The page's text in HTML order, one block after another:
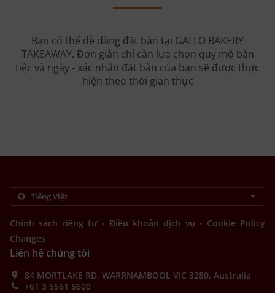
Bạn có thể dễ dàng đặt bàn tại GALLO BAKERY
TAKEAWAY. Đơn giản chỉ cần lựa chọn quy mô bàn
tiệc và ngày - xác nhận đặt bàn của bạn sẽ được thực
hiện theo thời gian thực
Chính sách riêng tư . Điều khoản dịch vụ . Cookie Policy
Changes
Liên hệ chúng tôi
84 MORTLAKE RD, WARRNAMBOOL VIC 3280, Australia
+61 3 5561 5600